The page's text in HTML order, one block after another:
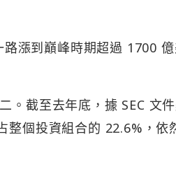
漲到巔峰時期超過 1700
。截至去年底，據 SEC 文
整個投資組合的 22.6%，依